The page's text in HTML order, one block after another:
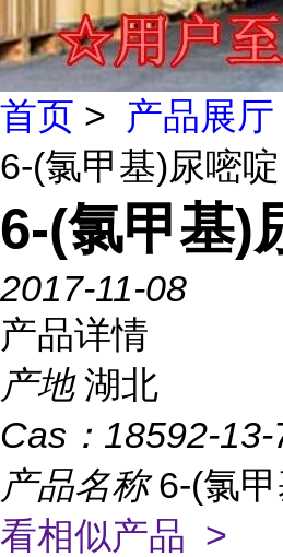
首页 > 产品展厅
6-(氯甲基)尿嘧啶
6-(氯甲基)
2017-11-08
产品详情
产地 湖北
Cas： 18592-13-
产品名称6-(氯甲
看相似产品 >